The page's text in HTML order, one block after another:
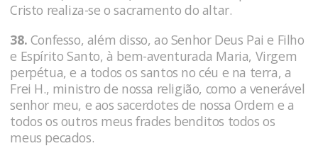
Cristo realiza-se o sacramento do altar.
38. Confesso, além disso, ao Senhor Deus Pai e Filho
e Espírito Santo, à bem-aventurada Maria, Virgem
perpétua, e a todos os santos no céu e na terra, a
Frei H., ministro de nossa religião, como a venerável
senhor meu, e aos sacerdotes de nossa Ordem e a
todos os outros meus frades benditos todos os
meus pecados.